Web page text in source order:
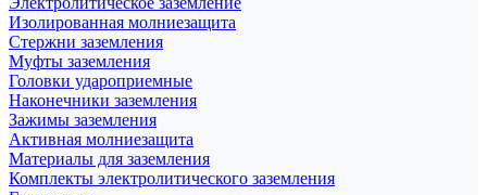
Изолированная молниезащита
Стержни заземления
Муфты заземления
Головки удароприемные
Наконечники заземления
Зажимы заземления
Активная молниезащита
Материалы для заземления
Комплекты электролитического заземления